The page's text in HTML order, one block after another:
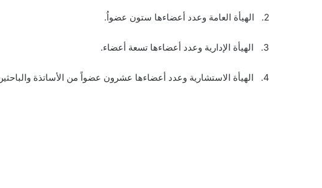
2. الهيأة العامة وعدد أعضاءها ستون عضواُ.
3. الهيأة الإدارية وعدد أعضاءها تسعة أعضاء.
4. الهيأة الاستشارية وعدد أعضاءها عشرون عضواً من الأساتذة والباحثين في مجال تحقيق النصوص والمخطوطات.